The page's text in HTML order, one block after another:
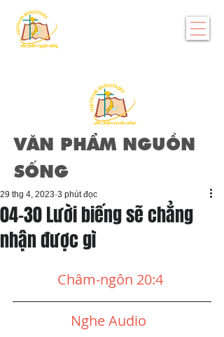
VĂN PHẨM NGUỒN
SỐNG
04-30 Lười biếng sẽ chẳng
nhận được gì
29 thg 4, 2023 3 phút đọc
Châm-ngôn 20:4
Nghe Audio